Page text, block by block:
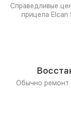
Справедливые
прицела Elcan
Обычно ремонт